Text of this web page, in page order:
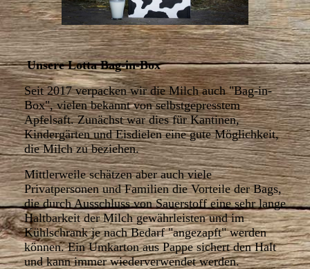
Unsere Lotta Bag-in-Box
Seit 2017 verpacken wir die Milch auch "Bag-in-
Box", vielen bekannt von selbstgepresstem
Apfelsaft. Zunächst war dies für Kantinen,
Kindergärten und Eisdielen eine gute Möglichkeit,
die Milch zu beziehen.
Mittlerweile schätzen aber auch viele
Privatpersonen und Familien die Vorteile der Bags,
die durch Ausschluss von Sauerstoff eine sehr lange
Haltbarkeit der Milch gewährleisten und im
Kühlschrank je nach Bedarf "angezapft" werden
können. Ein Umkarton aus Pappe sichert den Halt
und kann immer wiederverwendet werden.